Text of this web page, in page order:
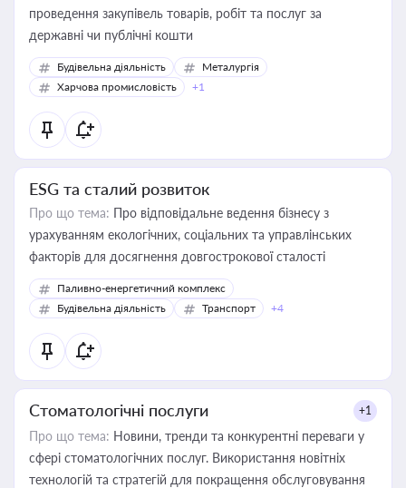
проведення закупівель товарів, робіт та послуг за
державні чи публічні кошти
Будівельна діяльність
Металургія
Харчова промисловість
+1
ESG та сталий розвиток
Про що тема: Про відповідальне ведення бізнесу з
урахуванням екологічних, соціальних та управлінських
факторів для досягнення довгострокової сталості
Паливно-енергетичний комплекс
Будівельна діяльність
Транспорт +4
Стоматологічні послуги +1
Про що тема: Новини, тренди та конкурентні переваги у
сфері стоматологічних послуг. Використання новітніх
технологій та стратегій для покращення обслуговування